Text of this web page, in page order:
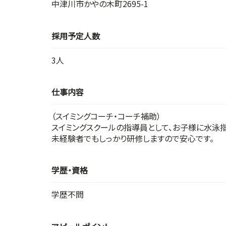
中津川市かやの木町2695-1
採用予定人数
3人
仕事内容
（スイミングコーチ・コーチ補助）
スイミングスクールの指導員として、お子様に水泳
未経験者でもしっかり研修しますので安心です。
学歴・資格
学歴不問